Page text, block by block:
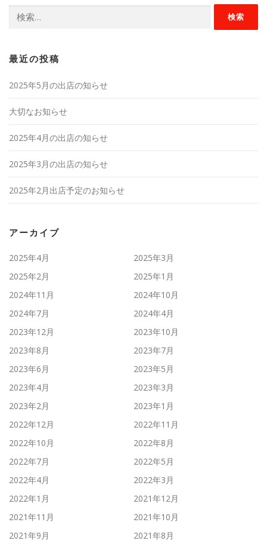
索:
最近の投稿
2025年5月の出店の知らせ
大切なお知らせ
2025年4月の出店の知らせ
2025年3月の出店の知らせ
2025年2月出店予定のお知らせ
アーカイブ
2025年4月
2025年3月
2025年2月
2025年1月
2024年11月
2024年10月
2024年7月
2024年4月
2023年12月
2023年10月
2023年8月
2023年7月
2023年6月
2023年5月
2023年4月
2023年3月
2023年2月
2023年1月
2022年12月
2022年11月
2022年10月
2022年8月
2022年7月
2022年5月
2022年4月
2022年3月
2022年1月
2021年12月
2021年11月
2021年10月
2021年9月
2021年8月